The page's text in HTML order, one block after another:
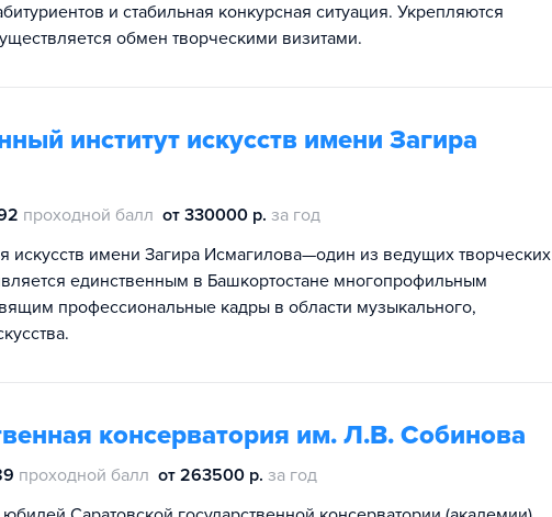
и стабильная конкурсная ситуация. Укрепляются
обмен творческими визитами.
институт искусств имени Загира
проходной балл от 330000 р. за год
искусств имени Загира Исмагилова—один из ведущих творческих
единственным в Башкортостане многопрофильным
профессиональные кадры в области музыкального,
консерватория им. Л.В. Собинова
проходной балл от 263500 р. за год